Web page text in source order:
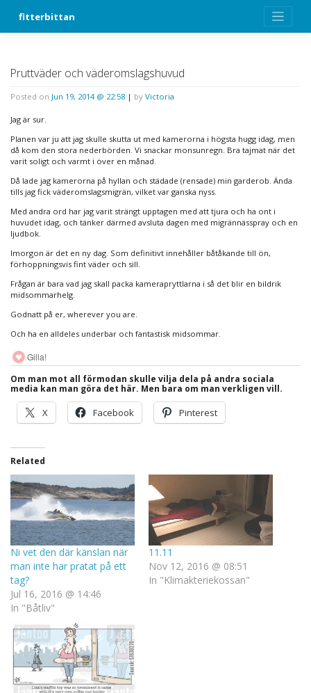
fitterbittan
Pruttväder och väderomslagshuvud
Posted on Jun 19, 2014 @ 22:58 | by Victoria
Jag är sur.
Planen var ju att jag skulle skutta ut med kamerorna i högsta hugg idag, men
då kom den stora nederbörden. Vi snackar monsunregn. Bra tajmat när det
varit soligt och varmt i över en månad.
Då lade jag kamerorna på hyllan och städade (rensade) min garderob. Ända
tills jag fick väderomslagsmigrän, vilket var ganska nyss.
Med andra ord har jag varit strängt upptagen med att tjura och ha ont i
huvudet idag, och tänker därmed avsluta dagen med migrännässpray och en
ljudbok.
Imorgon är det en ny dag. Som definitivt innehåller båtåkande till ön,
förhoppningsvis fint väder och sill.
Frågan är bara vad jag skall packa kamerapryttlarna i så det blir en bildrik
midsommarhelg.
Godnatt på er, wherever you are.
Och ha en alldeles underbar och fantastisk midsommar.
Gilla!
Om man mot all förmodan skulle vilja dela på andra sociala
media kan man göra det här. Men bara om man verkligen vill.
X Facebook Pinterest
Related
Ni vet den där känslan när
man inte har pratat på ett
tag?
Jul 16, 2016 @ 14:46
In "Båtliv"
11.11
Nov 12, 2016 @ 08:51
In "Klimakteriekossan"